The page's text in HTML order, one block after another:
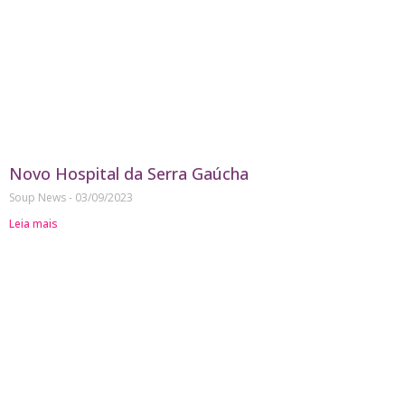
Novo Hospital da Serra Gaúcha
Soup News
03/09/2023
Leia mais